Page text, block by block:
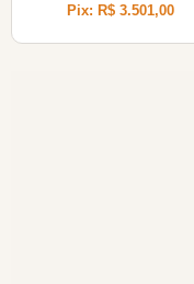
Pix: R$ 3.501,00